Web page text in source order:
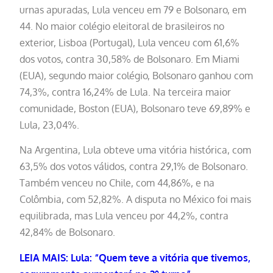
urnas apuradas, Lula venceu em 79 e Bolsonaro, em
44. No maior colégio eleitoral de brasileiros no
exterior, Lisboa (Portugal), Lula venceu com 61,6%
dos votos, contra 30,58% de Bolsonaro. Em Miami
(EUA), segundo maior colégio, Bolsonaro ganhou com
74,3%, contra 16,24% de Lula. Na terceira maior
comunidade, Boston (EUA), Bolsonaro teve 69,89% e
Lula, 23,04%.
Na Argentina, Lula obteve uma vitória histórica, com
63,5% dos votos válidos, contra 29,1% de Bolsonaro.
Também venceu no Chile, com 44,86%, e na
Colômbia, com 52,82%. A disputa no México foi mais
equilibrada, mas Lula venceu por 44,2%, contra
42,84% de Bolsonaro.
LEIA MAIS: Lula: “Quem teve a vitória que tivemos,